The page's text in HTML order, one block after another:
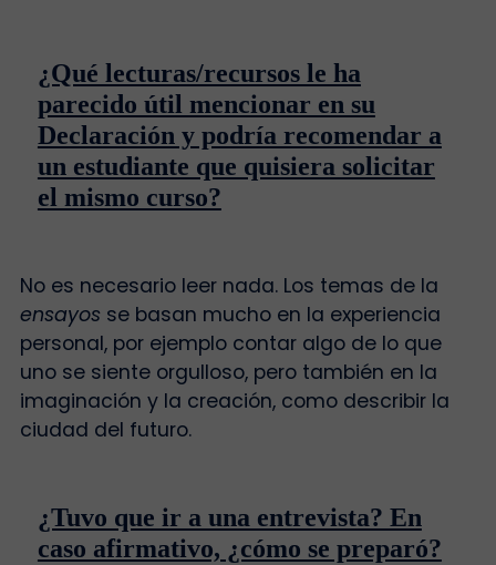
¿Qué lecturas/recursos le ha
parecido útil mencionar en su
Declaración y podría recomendar a
un estudiante que quisiera solicitar
el mismo curso?
No es necesario leer nada. Los temas de la
ensayos se basan mucho en la experiencia
personal, por ejemplo contar algo de lo que
uno se siente orgulloso, pero también en la
imaginación y la creación, como describir la
ciudad del futuro.
¿Tuvo que ir a una entrevista? En
caso afirmativo, ¿cómo se preparó?